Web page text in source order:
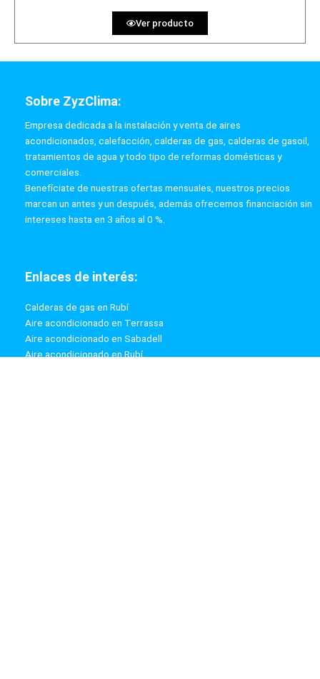
Ver producto
Sobre ZyzClima:
Empresa dedicada a la instalación y venta de aires
acondicionados, calefacción, calderas de gas, calderas de gasoil,
tratamientos de agua y todo tipo de reformas domésticas y
comerciales.
Benefíciate de nuestras ofertas mensuales, nuestros precios
marcan un antes y un después, además ofrecemos financiación sin
intereses hasta en 3 años al 0 %.
Enlaces de interés:
Calderas de gas en Rubí
Aire acondicionado en Terrassa
Aire acondicionado en Sabadell
Aire acondicionado en Rubí